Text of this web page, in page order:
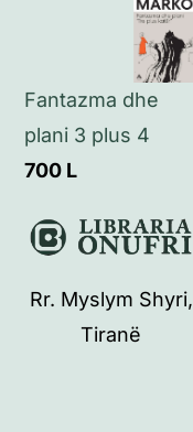
Fantazma dhe
plani 3 plus 4
700 L
Rr. Myslym Shyri,
Tiranë